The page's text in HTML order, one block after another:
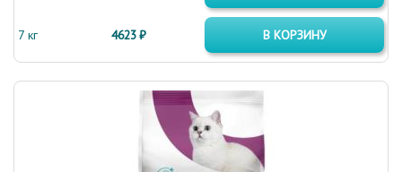
7 кг 4623 ₽ В КОРЗИНУ